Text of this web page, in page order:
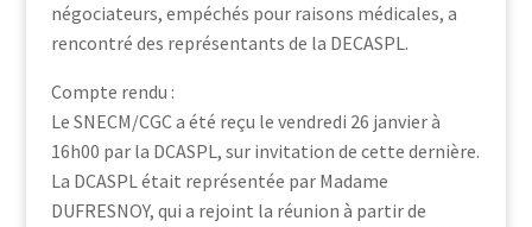
négociateurs, empéchés pour raisons médicales, a
rencontré des représentants de la DECASPL.
Compte rendu :
Le SNECM/CGC a été reçu le vendredi 26 janvier à
16h00 par la DCASPL, sur invitation de cette dernière.
La DCASPL était représentée par Madame
DUFRESNOY, qui a rejoint la réunion à partir de